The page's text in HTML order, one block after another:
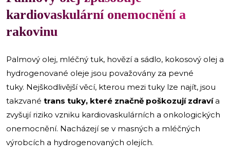
kardiovaskulární onemocnění a
rakovinu
Palmový olej, mléčný tuk, hovězí a sádlo, kokosový olej a
hydrogenované oleje jsou považovány za pevné
tuky. Nejškodlivější věcí, kterou mezi tuky lze najít, jsou
takzvané trans tuky, které značně poškozují zdravía
zvyšují riziko vzniku kardiovaskulárních a onkologických
onemocnění. Nacházejí se v masných a mléčných
výrobcích a hydrogenovaných olejích.